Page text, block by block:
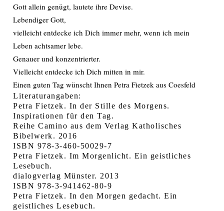
Gott allein genügt, lautete ihre Devise.
Lebendiger Gott,
vielleicht entdecke ich Dich immer mehr, wenn ich mein
Leben achtsamer lebe.
Genauer und konzentrierter.
Vielleicht entdecke ich Dich mitten in mir.
Einen guten Tag wünscht Ihnen Petra Fietzek aus Coesfeld
Literaturangaben:
Petra Fietzek. In der Stille des Morgens.
Inspirationen für den Tag.
Reihe Camino aus dem Verlag Katholisches
Bibelwerk. 2016
ISBN 978-3-460-50029-7
Petra Fietzek. Im Morgenlicht. Ein geistliches
Lesebuch.
dialogverlag Münster. 2013
ISBN 978-3-941462-80-9
Petra Fietzek. In den Morgen gedacht. Ein
geistliches Lesebuch.